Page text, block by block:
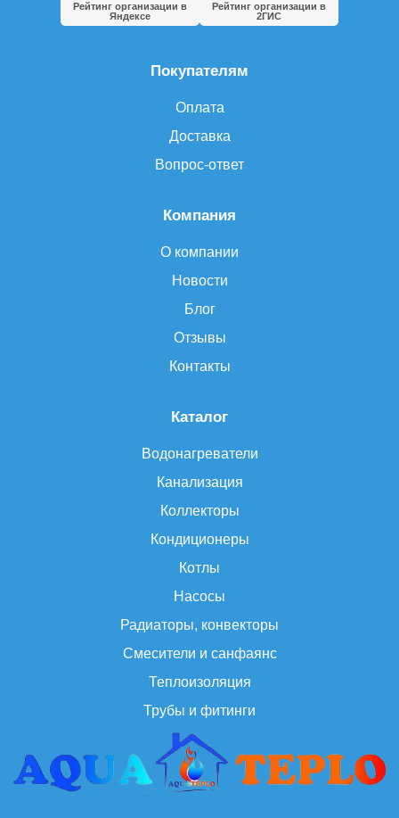
Каталог
Водонагреватели
Канализация
Коллекторы
Кондиционеры
Котлы
Насосы
Радиаторы, конвекторы
Смесители и санфаянс
Теплоизоляция
Трубы и фитинги
Компания
О компании
Новости
Блог
Отзывы
Контакты
Покупателям
Оплата
Доставка
Вопрос-ответ
Рейтинг организации в
Яндексе
Рейтинг организации в
2ГИС